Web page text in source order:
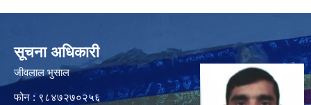
सूचना अधिकारी
जीवलाल भुसाल
फोन : ९८४७२७०२५६